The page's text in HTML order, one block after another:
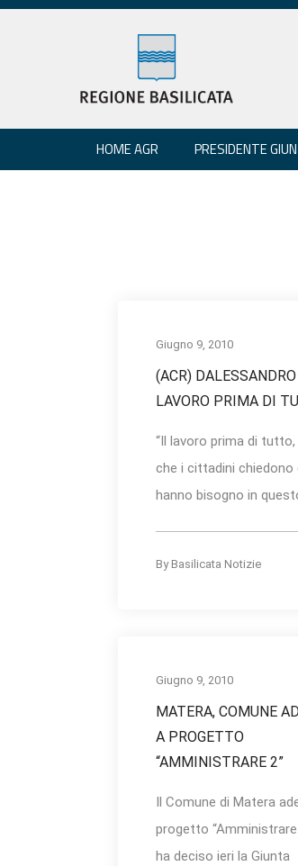
HOME AGR PRESIDENTE
Giugno 9, 2010
(ACR)
LAVORO PRIMA DI
“Il lavoro prima di tutto,
che i cittadini chiedono
hanno bisogno in
By Basilicata Notizie
Giugno 9, 2010
MATERA, COMUNE
A PROGETTO
“AMMINISTRARE 2”
Il Comune di Matera
progetto “Amministrare
ha deciso ieri la Giunta